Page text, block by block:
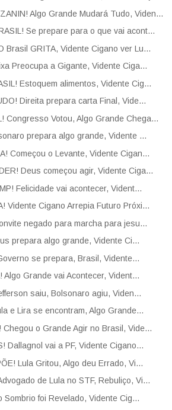
Algo Grande Mudará Tudo, Viden...
Se prepare para o que vai acont...
Brasil GRITA, Vidente Cigano ver Lu...
Preocupa a Gigante, Vidente Ciga...
Estoquem alimentos, Vidente Cig...
Direita prepara carta Final, Vide...
Congresso Votou, Algo Grande Chega...
prepara algo grande, Vidente ...
Começou o Levante, Vidente Cigan...
Deus começou agir, Vidente Ciga...
Felicidade vai acontecer, Vident...
Vidente Cigano Arrepia Futuro Próxi...
negado para marcha para jesu...
prepara algo grande, Vidente Ci...
se prepara, Brasil, Vidente...
Algo Grande vai Acontecer, Vident...
saiu, Bolsonaro agiu, Viden...
e Lira se encontram, Algo Grande...
Chegou o Grande Agir no Brasil, Vide...
Dallagnol vai a PF, Vidente Cigano...
Lula Gritou, Algo deu Errado, Vi...
de Lula no STF, Rebuliço, Vi...
Sombrio foi Revelado, Vidente Cig...